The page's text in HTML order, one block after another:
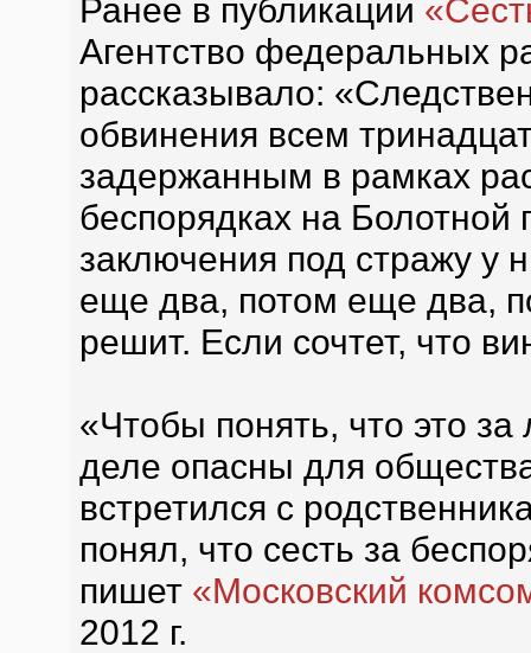
Ранее в публикации
Агентство федеральных
рассказывало:
обвинения всем
задержанным в рамках
беспорядках на
заключения под стражу у
еще два, потом еще два,
решит. Если сочтет, что
«Чтобы понять, что это
деле опасны для
встретился с
понял, что сесть за
пишет «Московский
2012 г.